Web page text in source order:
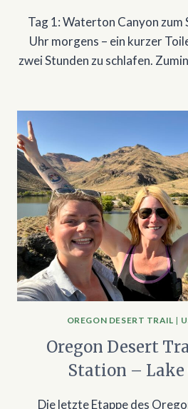
Tag 1: Waterton Canyon
Uhr morgens – ein kurzer
zwei Stunden zu schlafen.
OREGON DESERT TRAIL |
Oregon Desert
Station – Lake
Die letzte Etappe des